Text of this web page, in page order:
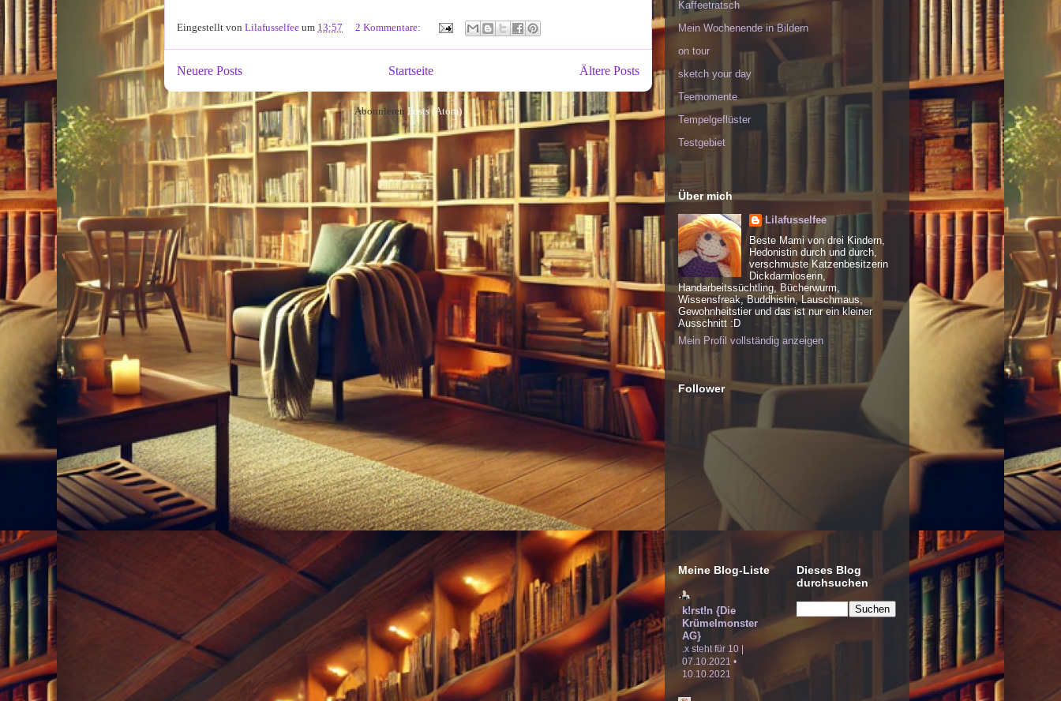
Eingestellt von Lilafusselfee um 13:57 2 Kommentare:
Neuere Posts Ältere Posts
Startseite
Abonnieren Posts (Atom)
Kaffeetratsch
Mein Wochenende in Bildern
on tour
sketch your day
Teemomente
Tempelgeflüster
Testgebiet
Über mich
Lilafusselfee
Beste Mami von drei Kindern,
Hedonistin durch und durch,
verschmuste Katzenbesitzerin
Dickdarmloserin,
Handarbeitssüchtling, Bücherwurm,
Wissensfreak, Buddhistin, Lauschmaus,
Gewohnheitstier und das ist nur ein kleiner
Ausschnitt :D
Mein Profil vollständig anzeigen
Follower
Meine Blog-Liste
k!rst!n {Die
Krümelmonster
AG}
.x steht für 10 |
07.10.2021 •
10.10.2021
Dieses Blog
durchsuchen